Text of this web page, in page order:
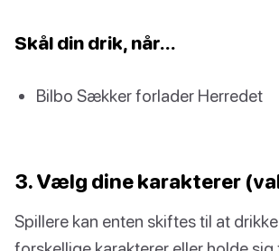
Skål din drik, når…
Bilbo Sækker forlader Herredet
3. Vælg dine karakterer
Spillere kan enten skiftes til at